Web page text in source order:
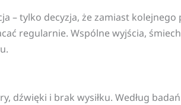
– tylko decyzja, że zamiast
regularnie. Wspólne wyjścia,
dźwięki i brak wysiłku. Według